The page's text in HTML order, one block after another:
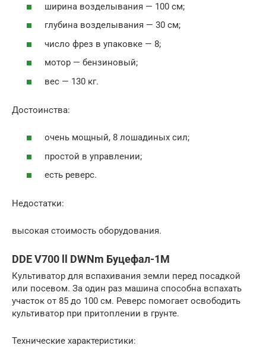
ширина возделывания — 100 см;
глубина возделывания — 30 см;
число фрез в упаковке — 8;
мотор — бензиновый;
вес — 130 кг.
Достоинства:
очень мощный, 8 лошадиных сил;
простой в управлении;
есть реверс.
Недостатки:
высокая стоимость оборудования.
DDE V700 ll DWNm Буцефал-1М
Культиватор для вспахивания земли перед посадкой
или посевом. За один раз машина способна вспахать
участок от 85 до 100 см. Реверс помогает освободить
культиватор при притоплении в грунте.
Технические характеристики: